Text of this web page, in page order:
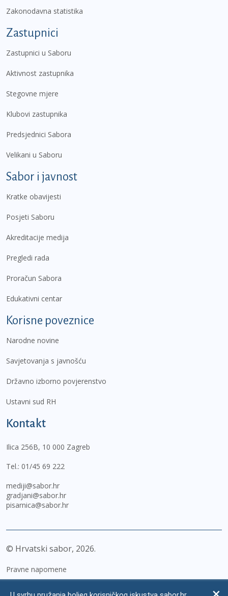
Zakonodavna statistika
Zastupnici
Zastupnici u Saboru
Aktivnost zastupnika
Stegovne mjere
Klubovi zastupnika
Predsjednici Sabora
Velikani u Saboru
Sabor i javnost
Kratke obavijesti
Posjeti Saboru
Akreditacije medija
Pregledi rada
Proračun Sabora
Edukativni centar
Korisne poveznice
Narodne novine
Savjetovanja s javnošću
Državno izborno povjerenstvo
Ustavni sud RH
Kontakt
Ilica 256B, 10 000 Zagreb
Tel.: 01/45 69 222
mediji@sabor.hr
gradjani@sabor.hr
pisarnica@sabor.hr
© Hrvatski sabor, 2026
Pravne napomene